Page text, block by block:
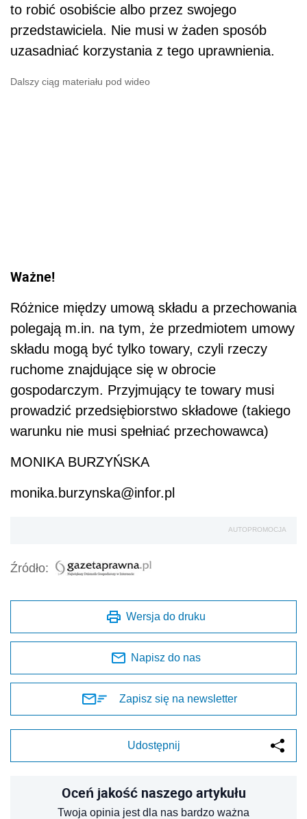
to robić osobiście albo przez swojego
przedstawiciela. Nie musi w żaden sposób
uzasadniać korzystania z tego uprawnienia.
Dalszy ciąg materiału pod wideo
Ważne!
Różnice między umową składu a przechowania
polegają m.in. na tym, że przedmiotem umowy
składu mogą być tylko towary, czyli rzeczy
ruchome znajdujące się w obrocie
gospodarczym. Przyjmujący te towary musi
prowadzić przedsiębiorstwo składowe (takiego
warunku nie musi spełniać przechowawca)
MONIKA BURZYŃSKA
monika.burzynska@infor.pl
AUTOPROMOCJA
Źródło:
Wersja do druku
Napisz do nas
Zapisz się na newsletter
Udostępnij
Oceń jakość naszego artykułu
Twoja opinia jest dla nas bardzo ważna